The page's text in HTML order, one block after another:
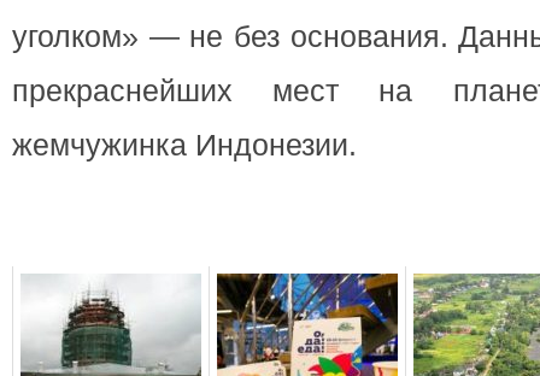
уголком» — не без основания.
прекраснейших мест на
жемчужинка Индонезии.